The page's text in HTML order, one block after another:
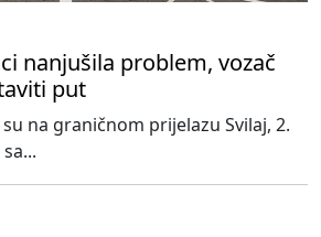
nanjušila problem, vozač
put
na graničnom prijelazu Svilaj, 2.